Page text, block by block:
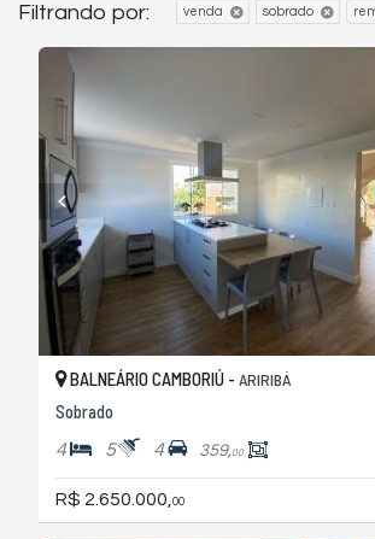
Filtrando por: venda sobrado
BALNEÁRIO CAMBORIÚ - ARIRIBÁ
Sobrado
4 5 4 359,00
R$ 2.650.000, 00